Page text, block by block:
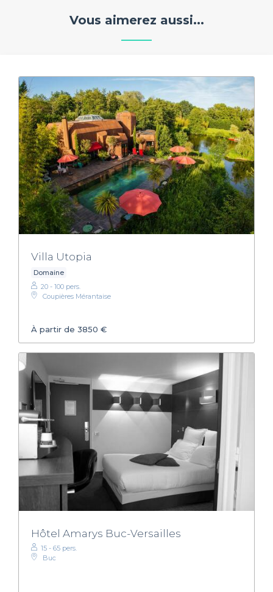
Vous aimerez aussi...
Villa Utopia
Domaine
20 - 100 pers.
Coupières Mérantaise
À partir de 3850 €
Hôtel Amarys Buc-Versailles
15 - 65 pers.
Buc